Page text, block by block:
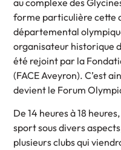
au complexe des
forme particulière cette
départemental
organisateur historique
été rejoint par la
(FACE Aveyron). C’est
devient le Forum
De 14 heures à 18
sport sous divers
plusieurs clubs qui